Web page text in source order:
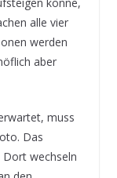
alle vier
werden
aber
muss
Das
wechseln